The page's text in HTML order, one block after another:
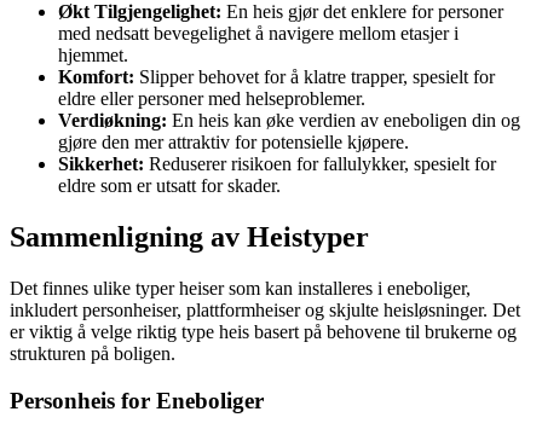
Økt Tilgjengelighet: En heis gjør det enklere for personer
med nedsatt bevegelighet å navigere mellom etasjer i
hjemmet.
Komfort: Slipper behovet for å klatre trapper, spesielt for
eldre eller personer med helseproblemer.
Verdiøkning: En heis kan øke verdien av eneboligen din og
gjøre den mer attraktiv for potensielle kjøpere.
Sikkerhet: Reduserer risikoen for fallulykker, spesielt for
eldre som er utsatt for skader.
Sammenligning av Heistyper
Det finnes ulike typer heiser som kan installeres i eneboliger,
inkludert personheiser, plattformheiser og skjulte heisløsninger. Det
er viktig å velge riktig type heis basert på behovene til brukerne og
strukturen på boligen.
Personheis for Eneboliger